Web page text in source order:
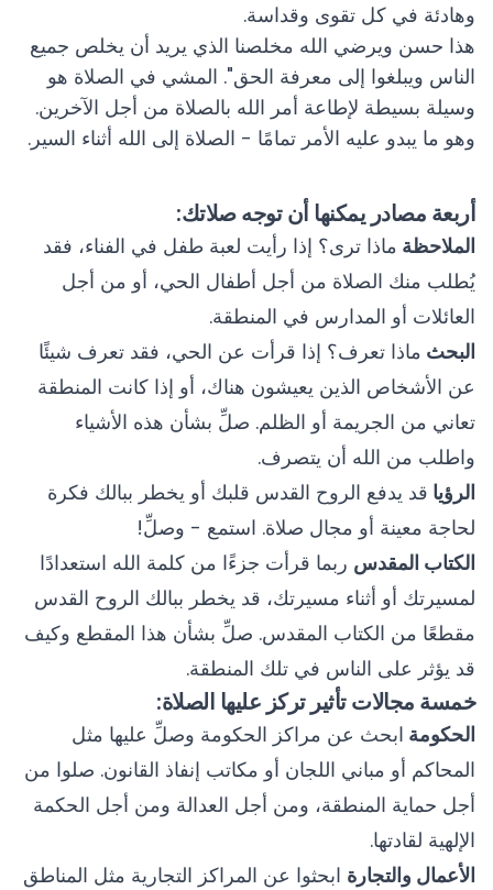
وهادئة في كل تقوى وقداسة.
هذا حسن ويرضي الله مخلصنا الذي يريد أن يخلص جميع
الناس ويبلغوا إلى معرفة الحق". المشي في الصلاة هو
وسيلة بسيطة لإطاعة أمر الله بالصلاة من أجل الآخرين.
وهو ما يبدو عليه الأمر تمامًا - الصلاة إلى الله أثناء السير.
أربعة مصادر يمكنها أن توجه صلاتك:
الملاحظة ماذا ترى؟ إذا رأيت لعبة طفل في الفناء، فقد
يُطلب منك الصلاة من أجل أطفال الحي، أو من أجل
العائلات أو المدارس في المنطقة.
البحث ماذا تعرف؟ إذا قرأت عن الحي، فقد تعرف شيئًا
عن الأشخاص الذين يعيشون هناك، أو إذا كانت المنطقة
تعاني من الجريمة أو الظلم. صلِّ بشأن هذه الأشياء
واطلب من الله أن يتصرف.
الرؤيا قد يدفع الروح القدس قلبك أو يخطر ببالك فكرة
لحاجة معينة أو مجال صلاة. استمع - وصلِّ!
الكتاب المقدس ربما قرأت جزءًا من كلمة الله استعدادًا
لمسيرتك أو أثناء مسيرتك، قد يخطر ببالك الروح القدس
مقطعًا من الكتاب المقدس. صلِّ بشأن هذا المقطع وكيف
قد يؤثر على الناس في تلك المنطقة.
خمسة مجالات تأثير تركز عليها الصلاة:
الحكومة ابحث عن مراكز الحكومة وصلِّ عليها مثل
المحاكم أو مباني اللجان أو مكاتب إنفاذ القانون. صلوا من
أجل حماية المنطقة، ومن أجل العدالة ومن أجل الحكمة
الإلهية لقادتها.
الأعمال والتجارة ابحثوا عن المراكز التجارية مثل المناطق